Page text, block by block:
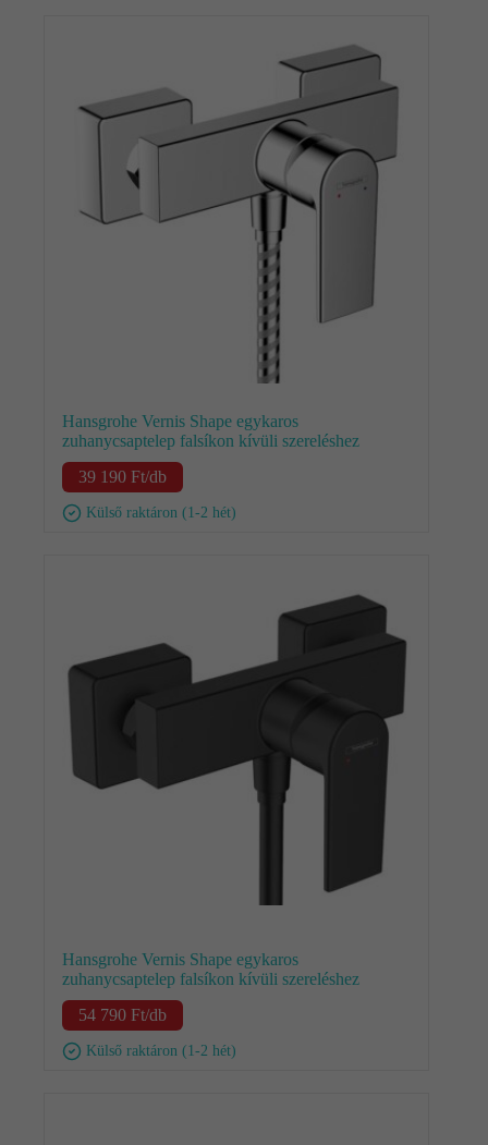
Hansgrohe Vernis Shape egykaros
zuhanycsaptelep falsíkon kívüli szereléshez
39 190 Ft/db
Külső raktáron (1-2 hét)
Hansgrohe Vernis Shape egykaros
zuhanycsaptelep falsíkon kívüli szereléshez
54 790 Ft/db
Külső raktáron (1-2 hét)